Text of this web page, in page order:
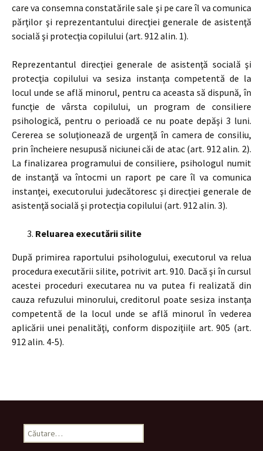
care va consemna constatările sale şi pe care îl va comunica
părţilor şi reprezentantului direcţiei generale de asistenţă
socială şi protecţia copilului (art. 912 alin. 1).
Reprezentantul direcţiei generale de asistenţă socială şi
protecţia copilului va sesiza instanţa competentă de la
locul unde se află minorul, pentru ca aceasta să dispună, în
funcţie de vârsta copilului, un program de consiliere
psihologică, pentru o perioadă ce nu poate depăşi 3 luni.
Cererea se soluţionează de urgenţă în camera de consiliu,
prin încheiere nesupusă niciunei căi de atac (art. 912 alin. 2).
La finalizarea programului de consiliere, psihologul numit
de instanţă va întocmi un raport pe care îl va comunica
instanţei, executorului judecătoresc şi direcţiei generale de
asistenţă socială şi protecţia copilului (art. 912 alin. 3).
Reluarea executării silite
După primirea raportului psihologului, executorul va relua
procedura executării silite, potrivit art. 910. Dacă şi în cursul
acestei proceduri executarea nu va putea fi realizată din
cauza refuzului minorului, creditorul poate sesiza instanţa
competentă de la locul unde se află minorul în vederea
aplicării unei penalităţi, conform dispoziţiile art. 905 (art.
912 alin. 4-5).
Caută
după: